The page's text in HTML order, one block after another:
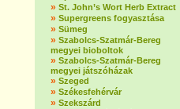
» St. John’s Wort Herb Extract
» Supergreens fogyasztása
» Sümeg
» Szabolcs-Szatmár-Bereg
megyei bioboltok
» Szabolcs-Szatmár-Bereg
megyei játszóházak
» Szeged
» Székesfehérvár
» Szekszárd